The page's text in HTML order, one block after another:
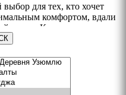
для тех, кто хочет
комфортом, вдали
суеты. Кемер славится
сосновыми лесами
морем. Здесь вы
бассейном,
видом на море